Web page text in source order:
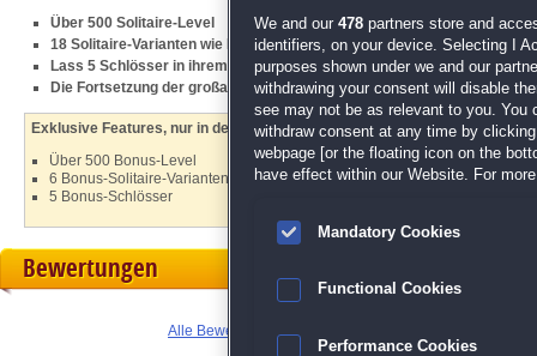
Über 500 Solitaire-Level
18 Solitaire-Varianten wie Klondike, Spider oder Freecell
Lass 5 Schlösser in ihrem früheren Glanz erstrahlen
Die Fortsetzung der großartigenJewel Match Solitaire-Serie
Exklusive Features, nur in der Sammleredition:
Über 500 Bonus-Level
6 Bonus-Solitaire-Varianten
5 Bonus-Schlösser
Bewertungen
Alle Bewertungen anzeigen
We and our 478 partners store and
identifiers, on your device. Selecting I
purposes shown under we and our
withdrawing your consent will disable
see may not be as relevant to you. You
withdraw consent at any time by
webpage [or the floating icon on the
have effect within our Website. For
Mandatory Cookies
Functional Cookies
Performance Cookies